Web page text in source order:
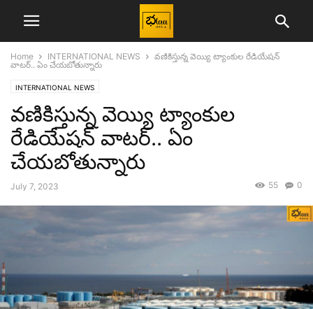
Home INTERNATIONAL NEWS
వణికిస్తున్న వెయ్యి ట్యాంకుల రేడియేషన్
వాటర్.. ఏం చేయబోతున్నారు
INTERNATIONAL NEWS
వణికిస్తున్న వెయ్యి ట్యాంకుల
రేడియేషన్ వాటర్.. ఏం
చేయబోతున్నారు
July 7, 2023 0
55